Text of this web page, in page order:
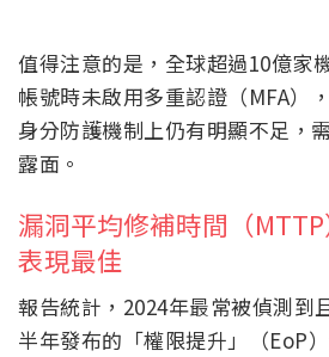
值得注意的是，全球超過10億家
帳號時未啟用多重認證（MFA）
身分防護機制上仍有明顯不足，
露面。
漏洞平均修補時間（
表現最佳
報告統計，2024年最常被偵測到
半年發布的「權限提升」（EoP